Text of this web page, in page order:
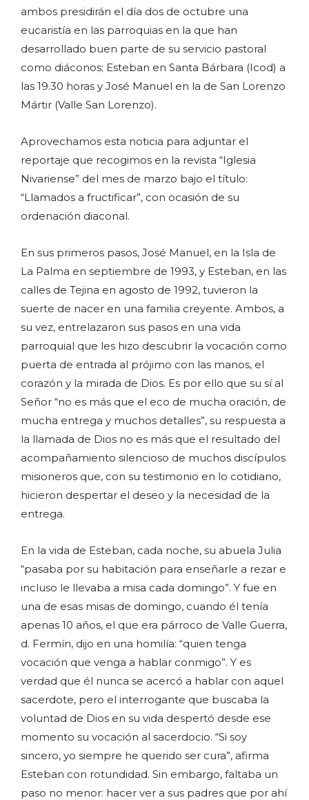
ambos presidirán el día dos de octubre una
eucaristía en las parroquias en la que han
desarrollado buen parte de su servicio pastoral
como diáconos; Esteban en Santa Bárbara (Icod) a
las 19.30 horas y José Manuel en la de San Lorenzo
Mártir (Valle San Lorenzo).
Aprovechamos esta noticia para adjuntar el
reportaje que recogimos en la revista “Iglesia
Nivariense” del mes de marzo bajo el título:
“Llamados a fructificar”, con ocasión de su
ordenación diaconal.
En sus primeros pasos, José Manuel, en la Isla de
La Palma en septiembre de 1993, y Esteban, en las
calles de Tejina en agosto de 1992, tuvieron la
suerte de nacer en una familia creyente. Ambos, a
su vez, entrelazaron sus pasos en una vida
parroquial que les hizo descubrir la vocación como
puerta de entrada al prójimo con las manos, el
corazón y la mirada de Dios. Es por ello que su sí al
Señor “no es más que el eco de mucha oración, de
mucha entrega y muchos detalles”, su respuesta a
la llamada de Dios no es más que el resultado del
acompañamiento silencioso de muchos discípulos
misioneros que, con su testimonio en lo cotidiano,
hicieron despertar el deseo y la necesidad de la
entrega.
En la vida de Esteban, cada noche, su abuela Julia
“pasaba por su habitación para enseñarle a rezar e
incluso le llevaba a misa cada domingo”. Y fue en
una de esas misas de domingo, cuando él tenía
apenas 10 años, el que era párroco de Valle Guerra,
d. Fermín, dijo en una homilía: “quien tenga
vocación que venga a hablar conmigo”. Y es
verdad que él nunca se acercó a hablar con aquel
sacerdote, pero el interrogante que buscaba la
voluntad de Dios en su vida despertó desde ese
momento su vocación al sacerdocio. “Si soy
sincero, yo siempre he querido ser cura”, afirma
Esteban con rotundidad. Sin embargo, faltaba un
paso no menor: hacer ver a sus padres que por ahí